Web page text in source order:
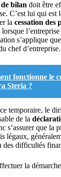
bilan doit être
C’est lui qui est
la cessation des
s’applique
chef d’entreprise.
fonctionne le
Steria ?
temporaire, le
de la
s’assurer que la
légaux,
des difficultés
la